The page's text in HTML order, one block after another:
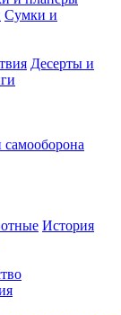
Сумки и
Десерты и
самооборона
История